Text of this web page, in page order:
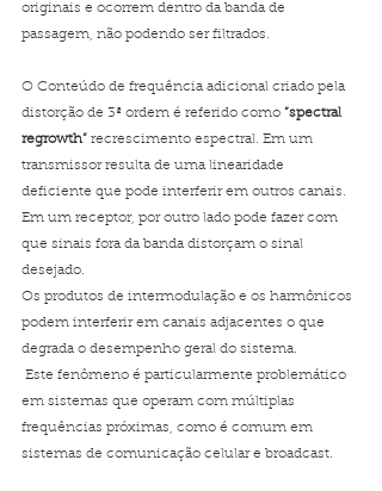
originais e ocorrem dentro da banda de
passagem, não podendo ser filtrados.
O Conteúdo de frequência adicional criado pela
distorção de 3ª ordem é referido como “spectral
regrowth” recrescimento espectral. Em um
transmissor resulta de uma linearidade
deficiente que pode interferir em outros canais.
Em um receptor, por outro lado pode fazer com
que sinais fora da banda distorçam o sinal
desejado.
Os produtos de intermodulação e os harmônicos
podem interferir em canais adjacentes o que
degrada o desempenho geral do sistema.
Este fenômeno é particularmente problemático
em sistemas que operam com múltiplas
frequências próximas, como é comum em
sistemas de comunicação celular e broadcast.